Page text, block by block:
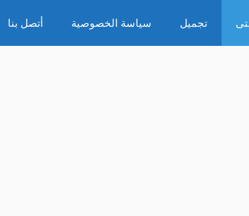
تجميل سياسة الخصوصية أتصل بنا